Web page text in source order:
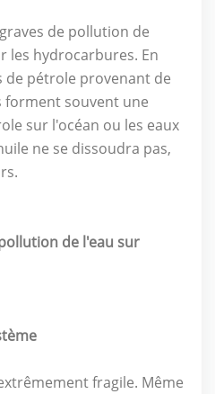
de pollution de
les hydrocarbures. En
de pétrole provenant de
forment souvent une
sur l'océan ou les eaux
ne se dissoudra pas,
de l'eau sur
fragile. Même